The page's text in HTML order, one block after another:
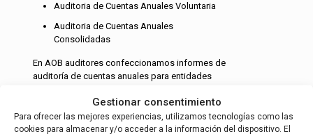
Gestionar consentimiento
Para ofrecer las mejores experiencias, utilizamos tecnologías como las
cookies para almacenar y/o acceder a la información del dispositivo. El
Auditoria de Cuentas Anuales Voluntaria
Auditoria de Cuentas Anuales
Consolidadas
En AOB auditores confeccionamos informes de
auditoría de cuentas anuales para entidades
ROAC, en el ICAC, auditores nacionales…
Leer más